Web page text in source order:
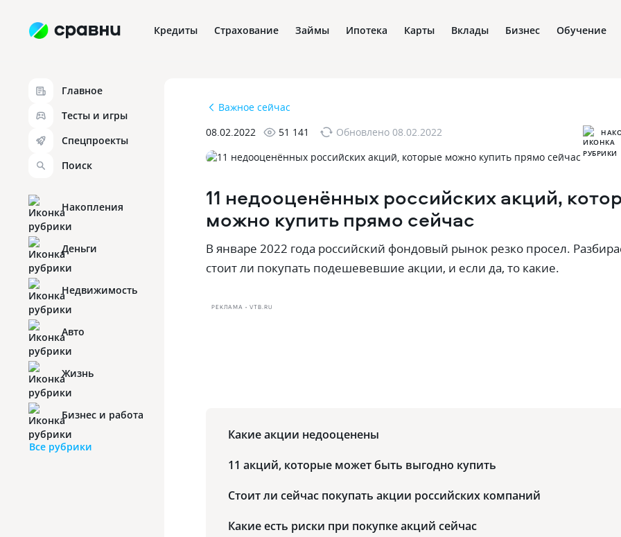
Кредиты Страхование Займы Ипотека Карты Вклады Бизнес Обучение
Главное
Тесты и игры
Спецпроекты
Поиск
Накопления
Деньги
Недвижимость
Авто
Жизнь
Бизнес и работа
Все рубрики
Важное сейчас
08.02.2022
51 141 Обновлено 08.02.2022
11 недооценённых российских акций,
можно купить прямо сейчас
В январе 2022 года российский фондовый рынок резко просел.
стоит ли покупать подешевевшие акции, и если да, то какие.
РЕКЛАМА • VTB.RU
Какие акции недооценены
11 акций, которые может быть выгодно купить
Стоит ли сейчас покупать акции российских компаний
Какие есть риски при покупке акций сейчас